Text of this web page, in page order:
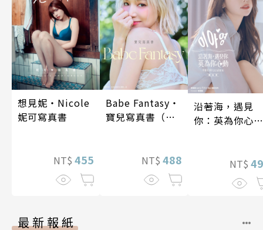
想見妮‧Nicole
妮可寫真書
NT$ 455
Babe Fantasy‧
寶兒寫真書（加
NT$ 488
沿著海，遇見
你：英為你心動
NT$
最新報紙